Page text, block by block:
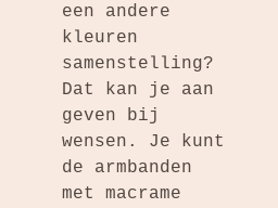
een andere
kleuren
samenstelling?
Dat kan je aan
geven bij
wensen. Je kunt
de armbanden
met macrame